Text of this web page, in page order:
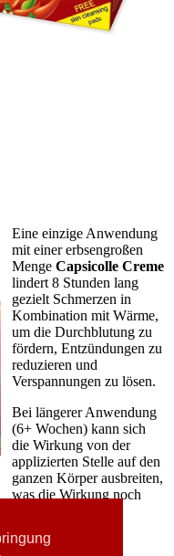
Eine einzige Anwendung
mit einer erbsengroßen
Menge Capsicolle Creme
lindert 8 Stunden lang
gezielt Schmerzen in
Kombination mit Wärme,
um die Durchblutung zu
fördern, Entzündungen zu
reduzieren und
Verspannungen zu lösen.
Bei längerer Anwendung
(6+ Wochen) kann sich
die Wirkung von der
applizierten Stelle auf den
ganzen Körper ausbreiten,
was die Wirkung noch